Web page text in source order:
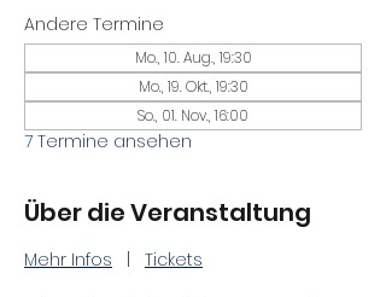
Andere Termine
Mo., 10. Aug., 19:30
Mo., 19. Okt., 19:30
So., 01. Nov., 16:00
7 Termine ansehen
Über die Veranstaltung
Mehr Infos Tickets